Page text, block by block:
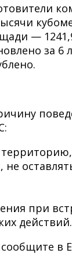
—
за
при
действий.